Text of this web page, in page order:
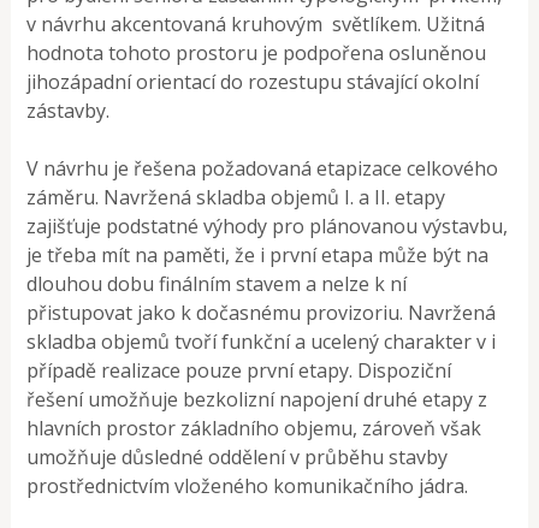
v návrhu akcentovaná kruhovým světlíkem. Užitná
hodnota tohoto prostoru je podpořena osluněnou
jihozápadní orientací do rozestupu stávající okolní
zástavby.
V návrhu je řešena požadovaná etapizace celkového
záměru. Navržená skladba objemů I. a II. etapy
zajišťuje podstatné výhody pro plánovanou výstavbu,
je třeba mít na paměti, že i první etapa může být na
dlouhou dobu finálním stavem a nelze k ní
přistupovat jako k dočasnému provizoriu. Navržená
skladba objemů tvoří funkční a ucelený charakter v i
případě realizace pouze první etapy. Dispoziční
řešení umožňuje bezkolizní napojení druhé etapy z
hlavních prostor základního objemu, zároveň však
umožňuje důsledné oddělení v průběhu stavby
prostřednictvím vloženého komunikačního jádra.